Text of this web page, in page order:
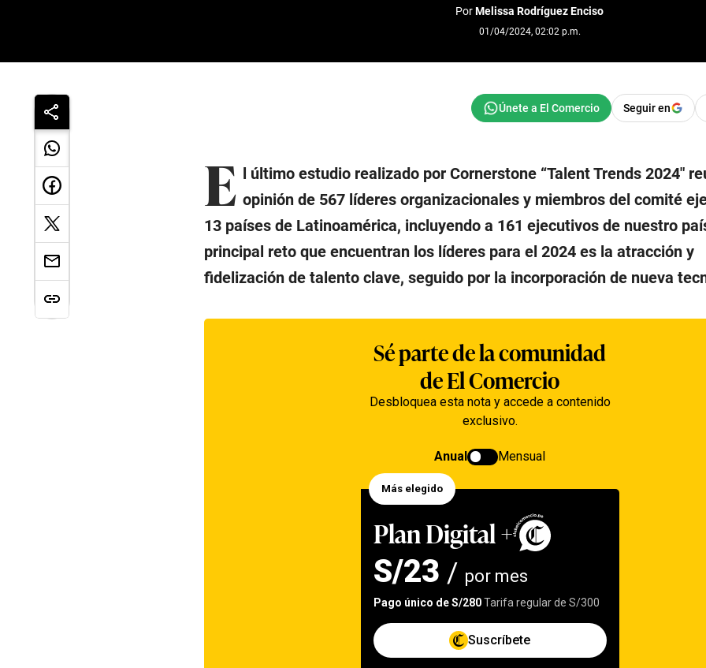
PorMelissa Rodríguez Enciso
01/04/2024, 02:02 p.m.
Seguir en
E l último estudio realizado por Cornerstone “Talent Trends 2024″
opinión de 567 líderes organizacionales y miembros del comité
13 países de Latinoamérica, incluyendo a 161 ejecutivos de nuestro
principal reto que encuentran los líderes para el 2024 es la atracción y
fidelización de talento clave, seguido por la incorporación de nueva